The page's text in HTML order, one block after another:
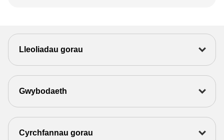
Lleoliadau gorau
Gwybodaeth
Cyrchfannau gorau